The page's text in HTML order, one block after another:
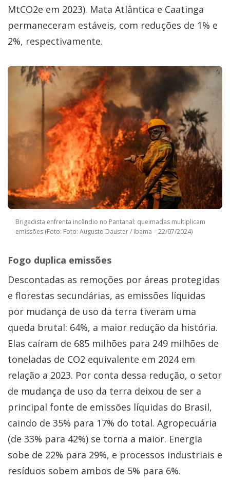
MtCO2e em 2023). Mata Atlântica e Caatinga
permaneceram estáveis, com reduções de 1% e
2%, respectivamente.
Brigadista enfrenta incêndio no Pantanal: queimadas multiplicam
emissões (Foto: Foto: Augusto Dauster / Ibama – 22/07/2024)
Fogo duplica emissões
Descontadas as remoções por áreas protegidas
e florestas secundárias, as emissões líquidas
por mudança de uso da terra tiveram uma
queda brutal: 64%, a maior redução da história.
Elas caíram de 685 milhões para 249 milhões de
toneladas de CO2 equivalente em 2024 em
relação a 2023. Por conta dessa redução, o setor
de mudança de uso da terra deixou de ser a
principal fonte de emissões líquidas do Brasil,
caindo de 35% para 17% do total. Agropecuária
(de 33% para 42%) se torna a maior. Energia
sobe de 22% para 29%, e processos industriais e
resíduos sobem ambos de 5% para 6%.